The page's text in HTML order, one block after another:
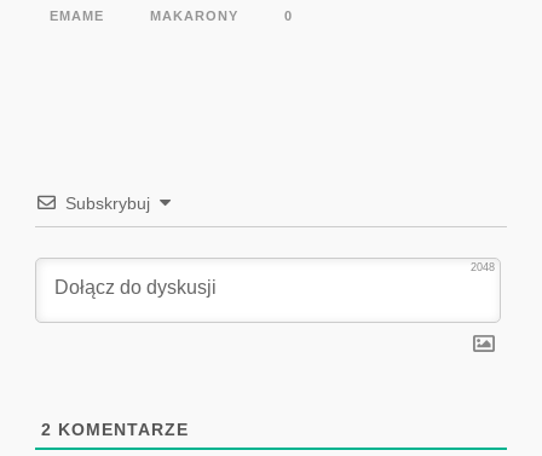
EMAME MAKARONY 0
Subskrybuj
2048
2 KOMENTARZE